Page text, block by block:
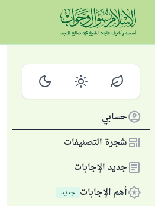
حسابي
شجرة التصنيفات
جديد الإجابات
أهم الإجابات جديد